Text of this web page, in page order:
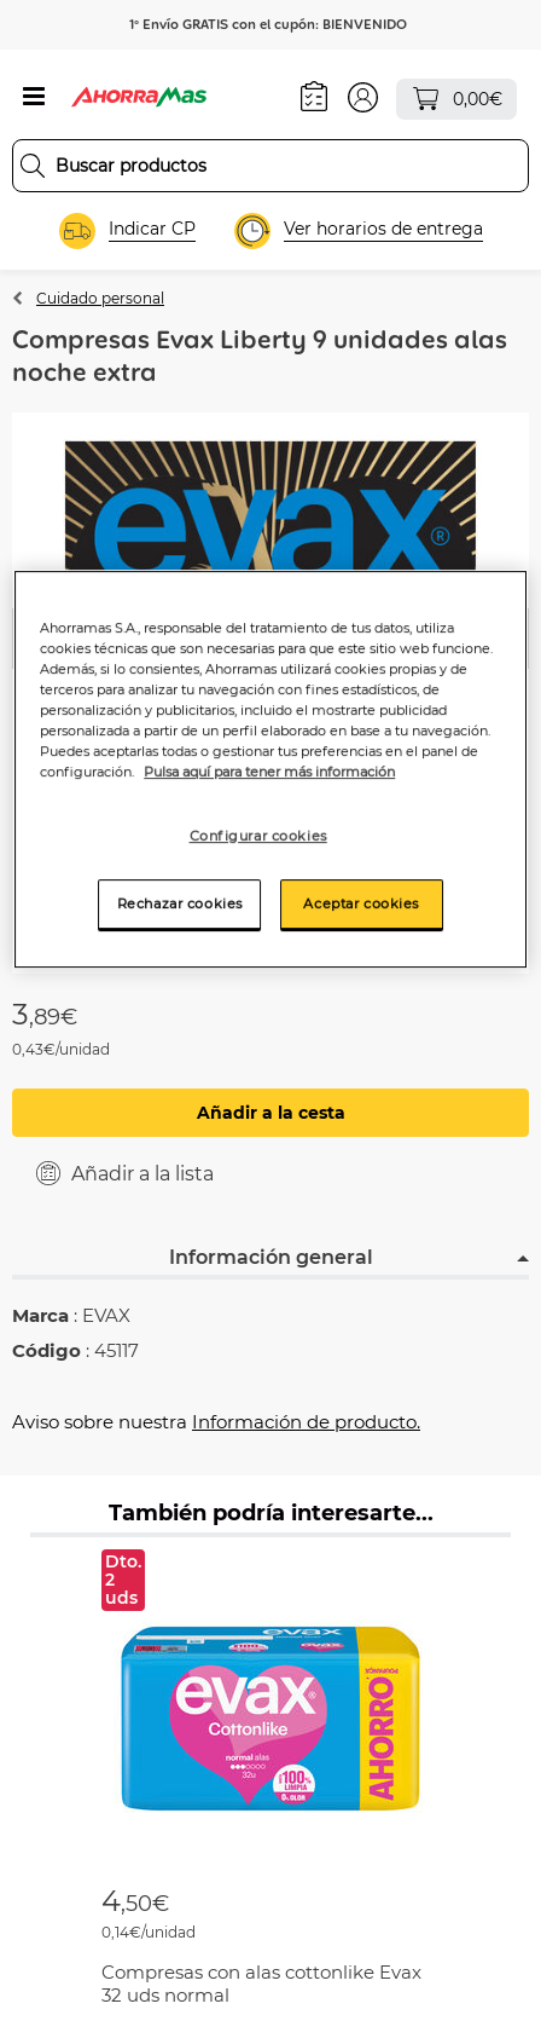
1º Envío GRATIS con el cupón: BIENVENIDO
0,00€
Indicar CP Ver horarios de entrega
Cuidado personal
Compresas Evax Liberty 9 unidades alas
noche extra
Anterior
3,89€
0,43€/unidad
Añadir a la cesta
Añadir a la lista
Información general
Marca : EVAX
Código : 45117
Aviso sobre nuestra Información de producto.
También podría interesarte...
Dto.
2
uds
4,50€
0,14€/unidad
Compresas con alas cottonlike Evax
32 uds normal
Ahorramas S.A., responsable del tratamiento de tus datos, utiliza
cookies técnicas que son necesarias para que este sitio web funcione.
Además, si lo consientes, Ahorramas utilizará cookies propias y de
terceros para analizar tu navegación con fines estadísticos, de
personalización y publicitarios, incluido el mostrarte publicidad
personalizada a partir de un perfil elaborado en base a tu navegación.
Puedes aceptarlas todas o gestionar tus preferencias en el panel de
configuración.
Pulsa aquí para tener más información
Configurar cookies
Rechazar cookies Aceptar cookies